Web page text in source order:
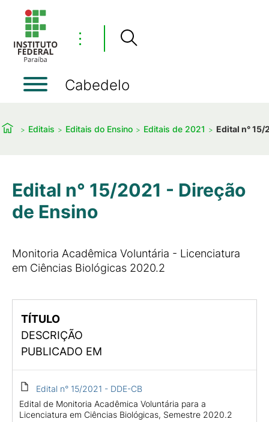
⋮
Cabedelo
Editais Editais do Ensino Editais de 2021 Edital n°
Edital n° 15/2021 - Direção
de Ensino
Monitoria Acadêmica Voluntária - Licenciatura
em Ciências Biológicas 2020.2
TÍTULO
DESCRIÇÃO
PUBLICADO EM
Edital n° 15/2021 - DDE-CB
Edital de Monitoria Acadêmica Voluntária para a
Licenciatura em Ciências Biológicas, Semestre 2020.2